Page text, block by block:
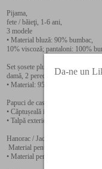
Pijama,
fete / băieţi, 1-6 ani,
3 modele
• Material bluză: 90% bumbac,
10% viscoză; pantaloni: 100%
Set șosete plușate,
damă, 2 perechi, 3 modele
• Material: 95% poliester, 4%
Papuci de casă, damă / bărbaţi,
• Căptușeală interioară moale
• Talpă exterioară flexibilă şi
Hanorac / Jachetă, cu licenţă, fete
Material pentru fete: 80%
• Material pentru băieţi: 100%
Da-ne un